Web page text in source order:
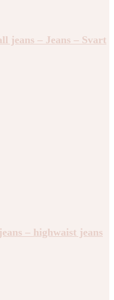
jeans – Jeans – Svart
– highwaist jeans